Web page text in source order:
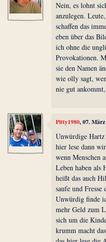
Nein, es lohnt
anzulegen.
schaffen das
eben über das
ich ohne die
Provokationen.
sie den Namen
wie olly sagt,
nie gut
Pitty1980, 07.
Unwürdige Hartz
hier lese dann
wenn Menschen
Leben haben als
heißt das auch
saufe und
Unwürdig finde
mehr Geld zum
sich um die
krumm macht